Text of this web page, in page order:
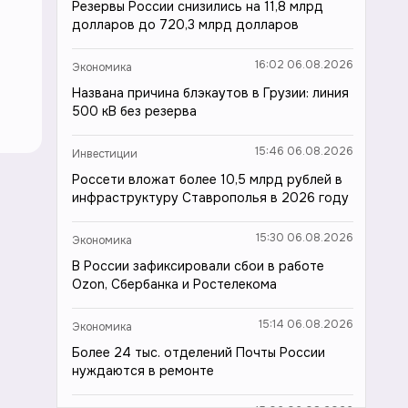
Резервы России снизились на 11,8 млрд
долларов до 720,3 млрд долларов
Экономика 16:02 06.08.2026
Названа причина блэкаутов в Грузии: линия
500 кВ без резерва
Инвестиции 15:46 06.08.2026
Россети вложат более 10,5 млрд рублей в
инфраструктуру Ставрополья в 2026 году
Экономика 15:30 06.08.2026
В России зафиксировали сбои в работе
Ozon, Сбербанка и Ростелекома
Экономика 15:14 06.08.2026
Более 24 тыс. отделений Почты России
нуждаются в ремонте